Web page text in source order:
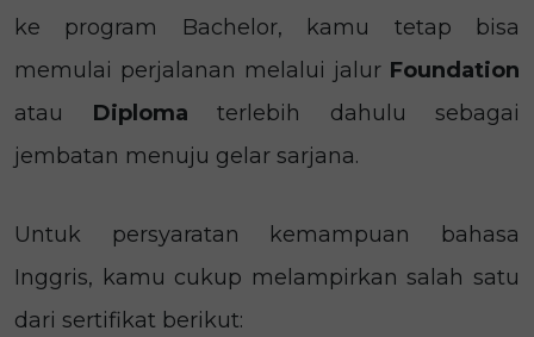
ke program Bachelor, kamu tetap bisa
memulai perjalanan melalui jalur Foundation
atau Diploma terlebih dahulu sebagai
jembatan menuju gelar sarjana.
Untuk persyaratan kemampuan bahasa
Inggris, kamu cukup melampirkan salah satu
dari sertifikat berikut: